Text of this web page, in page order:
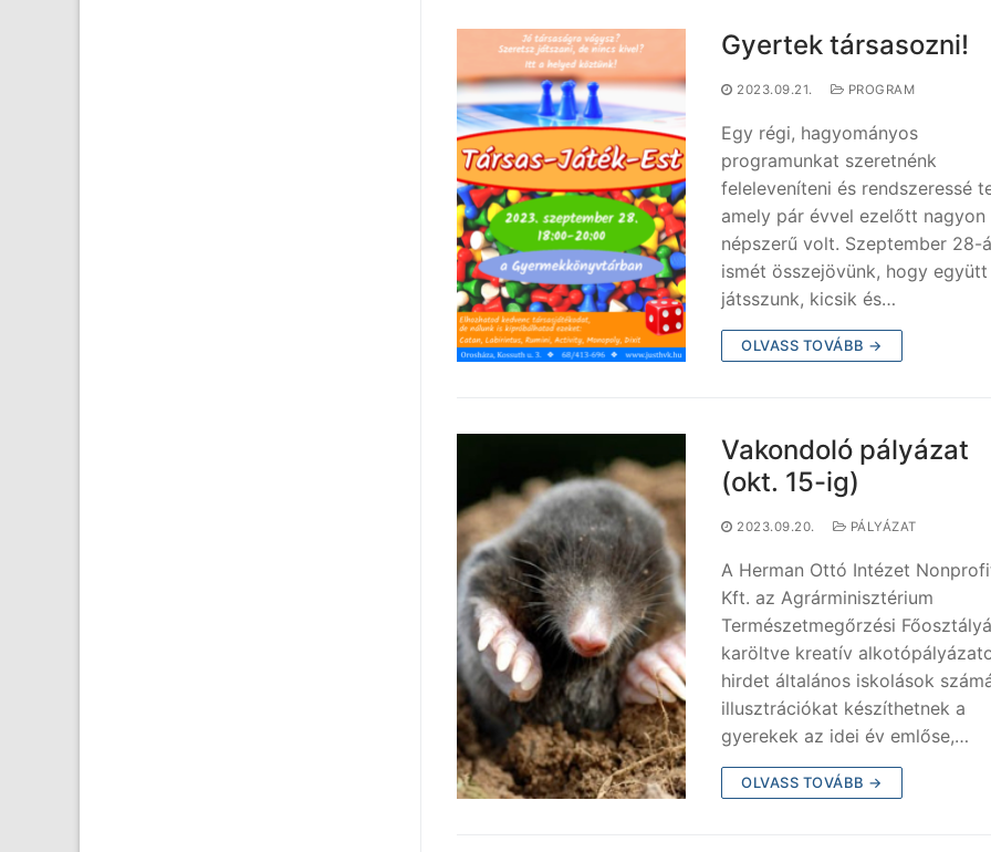
Gyertek társasozni!
2023.09.21. PROGRAM
Egy régi, hagyományos
programunkat szeretnénk
feleleveníteni és rendszeressé
amely pár évvel ezelőtt nagyon
népszerű volt. Szeptember 28-
ismét összejövünk, hogy együtt
játsszunk, kicsik és…
OLVASS TOVÁBB →
Vakondoló pályázat
(okt. 15-ig)
2023.09.20. PÁLYÁZAT
A Herman Ottó Intézet
Kft. az Agrárminisztérium
Természetmegőrzési
karöltve kreatív
hirdet általános iskolások
illusztrációkat készíthetnek a
gyerekek az idei év emlőse,…
OLVASS TOVÁBB →